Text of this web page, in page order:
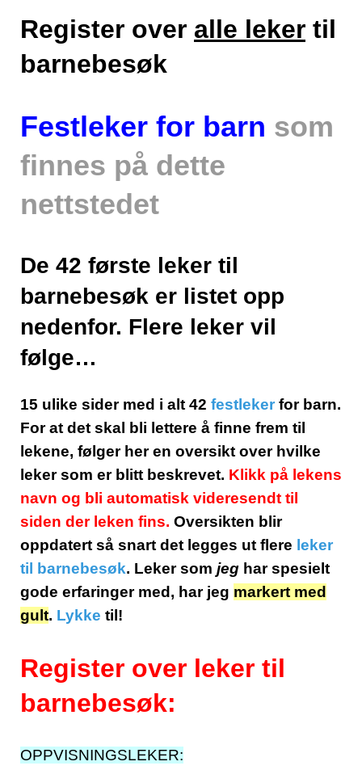
Register over alle leker til
barnebesøk
Festleker for barn som
finnes på dette
nettstedet
De 42 første leker til
barnebesøk er listet opp
nedenfor. Flere leker vil
følge…
15 ulike sider med i alt 42 festleker for barn.
For at det skal bli lettere å finne frem til
lekene, følger her en oversikt over hvilke
leker som er blitt beskrevet. Klikk på lekens
navn og bli automatisk videresendt til
siden der leken fins. Oversikten blir
oppdatert så snart det legges ut flere leker
til barnebesøk. Leker som jeg har spesielt
gode erfaringer med, har jeg markert med
gult. Lykke til!
Register over leker til
barnebesøk:
OPPVISNINGSLEKER: